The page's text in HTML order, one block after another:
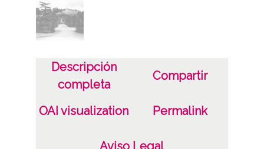
Tipo de contenido
Fotográfico
Soporte
Fecha
Descripción
completa
Compartir
OAI visualization Permalink